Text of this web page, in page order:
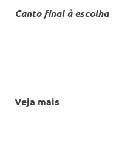
Canto final à escolha
Veja mais